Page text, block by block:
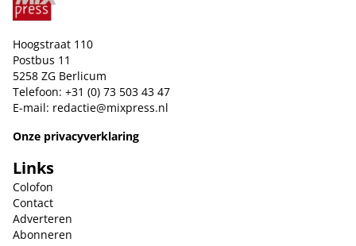
Hoogstraat 110
Postbus 11
5258 ZG Berlicum
Telefoon: +31 (0) 73 503 43 47
E-mail: redactie@mixpress.nl
Onze privacyverklaring
Links
Colofon
Contact
Adverteren
Abonneren